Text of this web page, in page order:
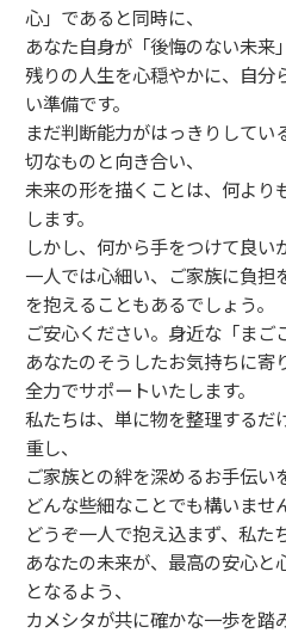
心」であると同時に、
あなた自身が「後悔のない未来
残りの人生を心穏やかに、自分
い準備です。
まだ判断能力がはっきりして
切なものと向き合い、
未来の形を描くことは、何より
します。
しかし、何から手をつけて良い
一人では心細い、ご家族に負担
を抱えることもあるでしょう。
ご安心ください。身近な「まご
あなたのそうしたお気持ちに寄
全力でサポートいたします。
私たちは、単に物を整理するだ
重し、
ご家族との絆を深めるお手伝い
どんな些細なことでも構いませ
どうぞ一人で抱え込まず、私た
あなたの未来が、最高の安心と
となるよう、
カメシタが共に確かな一歩を踏